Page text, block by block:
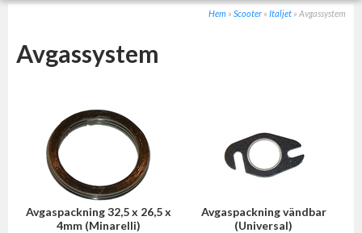
Hem » Scooter » Italjet » Avgassystem
Avgassystem
Avgaspackning 32,5 x 26,5 x
4mm (Minarelli)
Avgaspackning vändbar
(Universal)